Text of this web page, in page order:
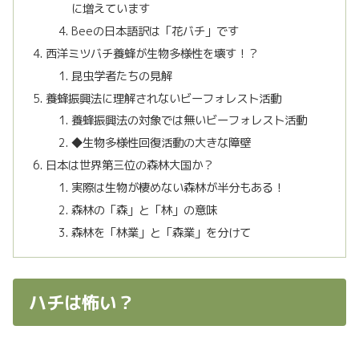
に増えています
Beeの日本語訳は「花バチ」です
西洋ミツバチ養蜂が生物多様性を壊す！？
昆虫学者たちの見解
養蜂振興法に理解されないビーフォレスト活動
養蜂振興法の対象では無いビーフォレスト活動
◆生物多様性回復活動の大きな障壁
日本は世界第三位の森林大国か？
実際は生物が棲めない森林が半分もある！
森林の「森」と「林」の意味
森林を「林業」と「森業」を分けて
ハチは怖い？